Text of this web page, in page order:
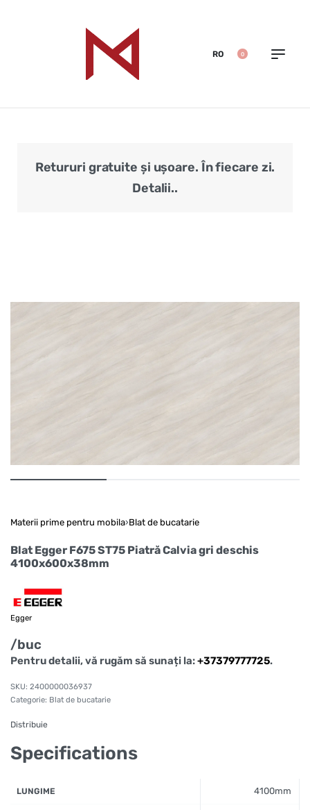
RO 0
Retururi gratuite și ușoare. În fiecare zi.
Detalii..
Materii prime pentru mobila›Blat de bucatarie
Blat Egger F675 ST75 Piatră Calvia gri deschis
4100x600x38mm
Egger
/buc
Pentru detalii, vă rugăm să sunați la:+37379777725.
2400000036937
Categorie: Blat de bucatarie
Distribuie
Specifications
LUNGIME 4100mm